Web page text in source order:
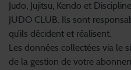
Judo, Jujitsu, Kendo et
JUDO CLUB. Ils sont
qu’ils décident et réalisent.
Les données collectées via le
de la gestion de votre